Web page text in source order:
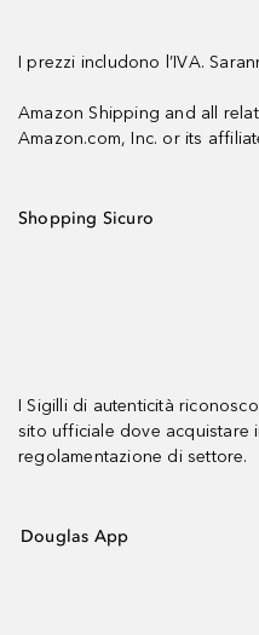
I prezzi includono l’IVA.
Amazon Shipping and all
Amazon.com, Inc. or its
Shopping Sicuro
I Sigilli di autenticità
sito ufficiale dove acquistare
regolamentazione di settore.
Douglas App